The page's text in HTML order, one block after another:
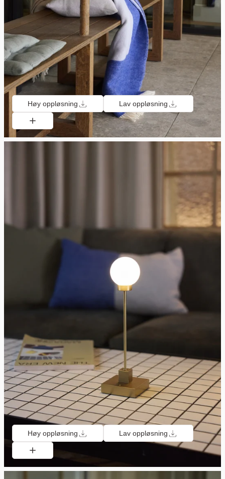
Høy oppløsning Lav oppløsning
Høy oppløsning Lav oppløsning